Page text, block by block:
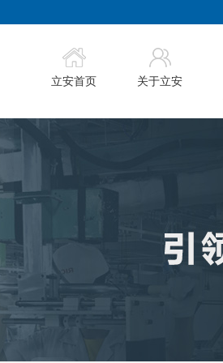
立安首页 关于立安